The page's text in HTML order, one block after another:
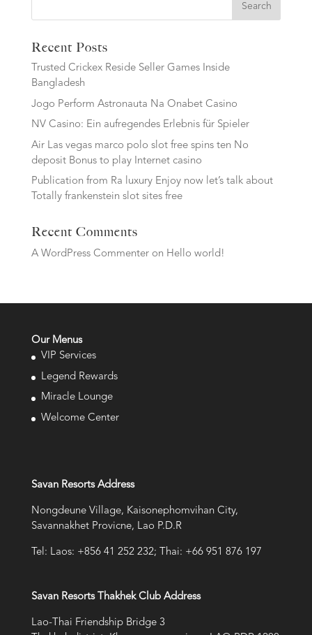
Search
Recent Posts
Trusted Crickex Reside Seller Games Inside
Bangladesh
Jogo Perform Astronauta Na Onabet Casino
NV Casino: Ein aufregendes Erlebnis für Spieler
Air Las vegas marco polo slot free spins ten No
deposit Bonus to play Internet casino
Publication from Ra luxury Enjoy now let’s talk about
Totally frankenstein slot sites free
Recent Comments
A WordPress Commenteron Hello world!
Our Menus
VIP Services
Legend Rewards
Miracle Lounge
Welcome Center
Savan Resorts Address
Nongdeune Village, Kaisonephomvihan City,
Savannakhet Provicne, Lao P.D.R
Tel: Laos: +856 41 252 232; Thai: +66 951 876 197
Savan Resorts Thakhek Club Address
Lao-Thai Friendship Bridge 3